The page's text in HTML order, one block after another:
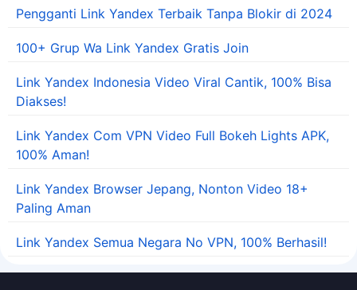
Pengganti Link Yandex Terbaik Tanpa Blokir di 2024
100+ Grup Wa Link Yandex Gratis Join
Link Yandex Indonesia Video Viral Cantik, 100% Bisa
Diakses!
Link Yandex Com VPN Video Full Bokeh Lights APK,
100% Aman!
Link Yandex Browser Jepang, Nonton Video 18+
Paling Aman
Link Yandex Semua Negara No VPN, 100% Berhasil!